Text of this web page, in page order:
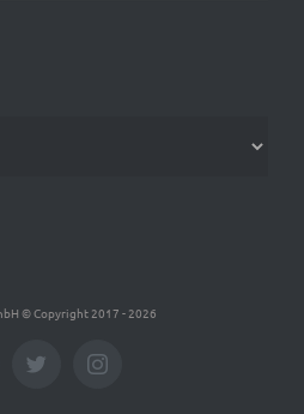
© Copyright 2017 - 2026
TwitterInstagram